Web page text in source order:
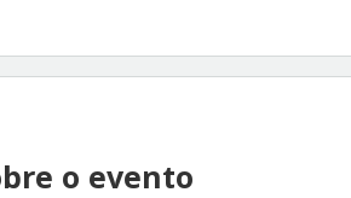
o evento